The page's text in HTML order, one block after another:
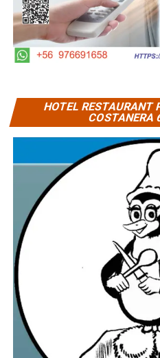
HOTEL RESTAURANT
COSTANERA